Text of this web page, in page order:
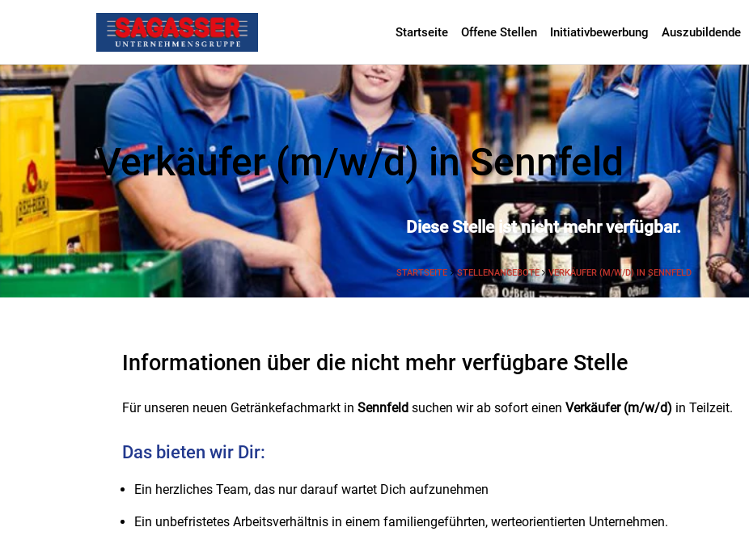
Startseite Offene Stellen Initiativbewerbung Auszubildende
Verkäufer (m/w/d) in Sennfeld
Diese Stelle ist nicht mehr verfügbar.
STARTSEITE STELLENANGEBOTE VERKÄUFER (M/W/D) IN SENNFELD
Informationen über die nicht mehr verfügbare Stelle
Für unseren neuen Getränkefachmarkt in Sennfeld suchen wir ab sofort einen Verkäufer (m/w/d) in Teilzeit.
Das bieten wir Dir:
Ein herzliches Team, das nur darauf wartet Dich aufzunehmen
Ein unbefristetes Arbeitsverhältnis in einem familiengeführten, werteorientierten Unternehmen.